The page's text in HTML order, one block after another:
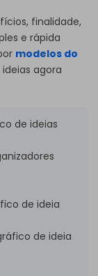
finalidade,
e rápida
modelos do
agora
de ideias
de ideia
de ideia